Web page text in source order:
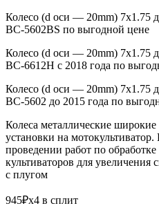
Колесо (d оси — 20mm) 7х1.75
BC-5602BS по выгодной цене
Колесо (d оси — 20mm) 7х1.75
BC-6612H с 2018 года по
Колесо (d оси — 20mm) 7х1.75
BC-5602 до 2015 года по
Колеса металлические
установки на
проведении работ по
культиваторов для увеличения
с плугом
945₽x4 в сплит